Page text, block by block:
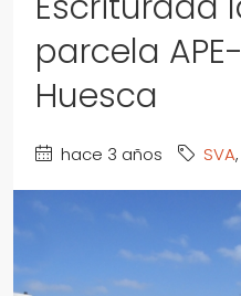
parcela
Huesca
hace 3 años SVA,